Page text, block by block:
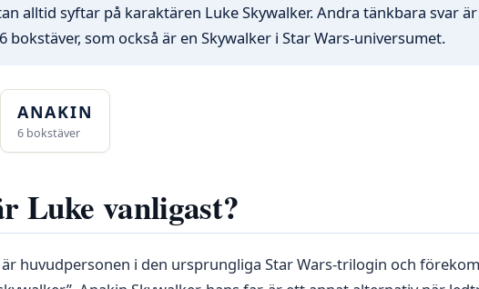
alltid syftar på karaktären Luke Skywalker. Andra tänkbara svar är
bokstäver, som också är en Skywalker i Star Wars-universumet.
ANAKIN
6 bokstäver
Luke vanligast?
är huvudpersonen i den ursprungliga Star Wars-trilogin och